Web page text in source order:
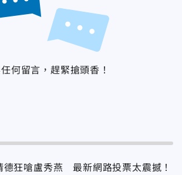
何留言，趕緊搶頭香！
德狂嗆盧秀燕 最新網路投票太震撼！